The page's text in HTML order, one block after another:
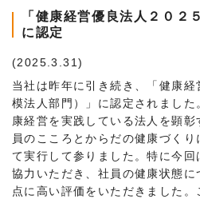
「健康経営優良法人２０２
に認定
(2025.3.31)
当社は昨年に引き続き、「健康
模法人部門）」に認定されまし
康経営を実践している法人を顕
員のこころとからだの健康づく
て実行して参りました。特に今
協力いただき、社員の健康状態
点に高い評価をいただきました